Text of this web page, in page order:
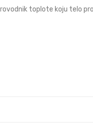
toplote koju telo